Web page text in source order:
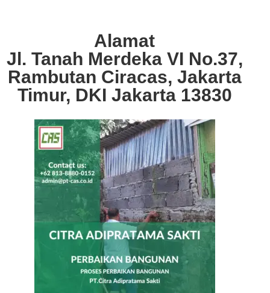
Alamat
Jl. Tanah Merdeka VI No.37,
Rambutan Ciracas, Jakarta
Timur, DKI Jakarta 13830